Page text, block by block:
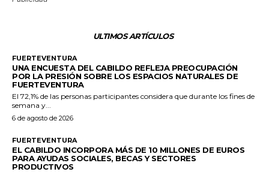
ULTIMOS ARTÍCULOS
FUERTEVENTURA
UNA ENCUESTA DEL CABILDO REFLEJA PREOCUPACIÓN
POR LA PRESIÓN SOBRE LOS ESPACIOS NATURALES DE
FUERTEVENTURA
El 72,1% de las personas participantes considera que durante los fines de
semana y...
6 de agosto de 2026
FUERTEVENTURA
EL CABILDO INCORPORA MÁS DE 10 MILLONES DE EUROS
PARA AYUDAS SOCIALES, BECAS Y SECTORES
PRODUCTIVOS